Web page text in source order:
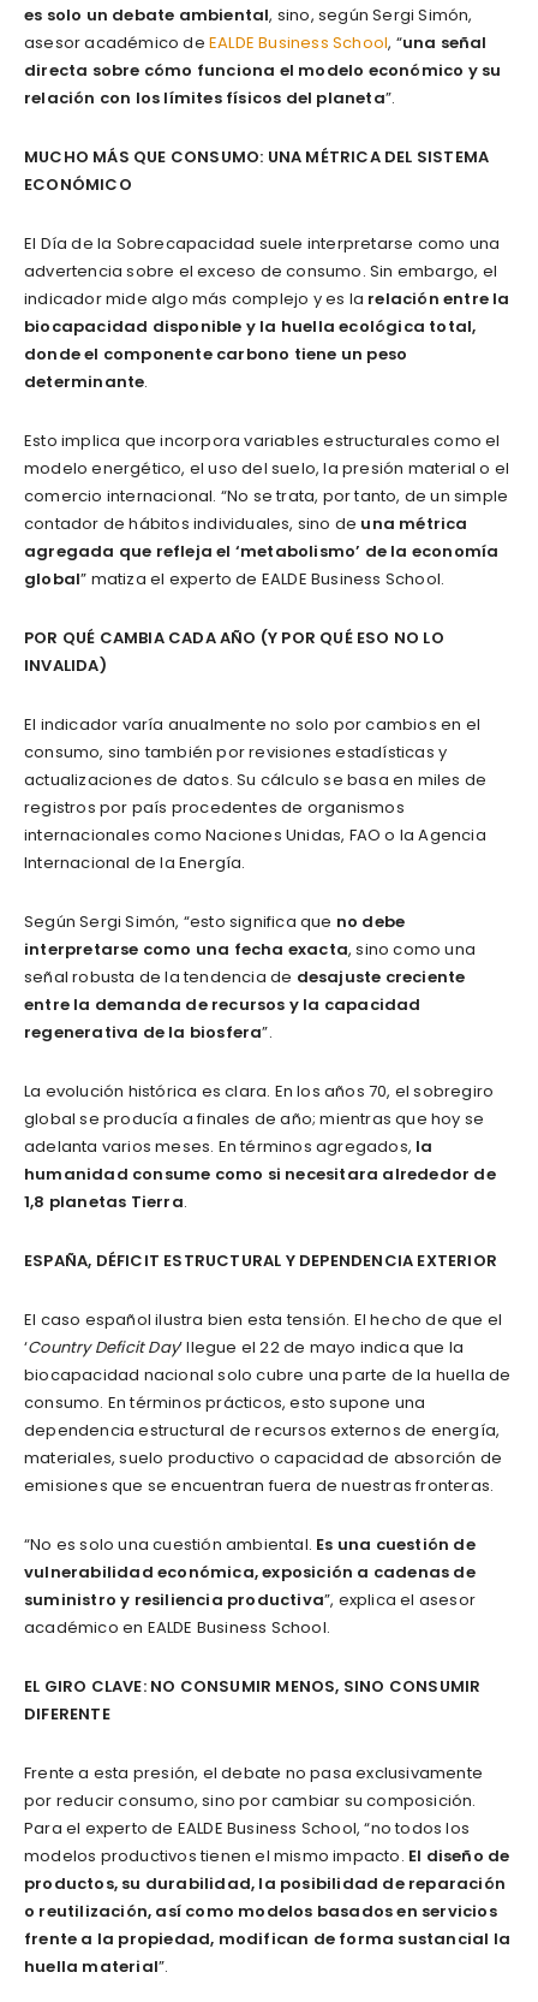
es solo un debate ambiental, sino, según Sergi Simón,
asesor académico de EALDE Business School, “una señal
directa sobre cómo funciona el modelo económico y su
relación con los límites físicos del planeta”.
MUCHO MÁS QUE CONSUMO: UNA MÉTRICA DEL SISTEMA
ECONÓMICO
El Día de la Sobrecapacidad suele interpretarse como una
advertencia sobre el exceso de consumo. Sin embargo, el
indicador mide algo más complejo y es la relación entre la
biocapacidad disponible y la huella ecológica total,
donde el componente carbono tiene un peso
determinante.
Esto implica que incorpora variables estructurales como el
modelo energético, el uso del suelo, la presión material o el
comercio internacional. “No se trata, por tanto, de un simple
contador de hábitos individuales, sino de una métrica
agregada que refleja el ‘metabolismo’ de la economía
global” matiza el experto de EALDE Business School.
POR QUÉ CAMBIA CADA AÑO (Y POR QUÉ ESO NO LO
INVALIDA)
El indicador varía anualmente no solo por cambios en el
consumo, sino también por revisiones estadísticas y
actualizaciones de datos. Su cálculo se basa en miles de
registros por país procedentes de organismos
internacionales como Naciones Unidas, FAO o la Agencia
Internacional de la Energía.
Según Sergi Simón, “esto significa que no debe
interpretarse como una fecha exacta, sino como una
señal robusta de la tendencia de desajuste creciente
entre la demanda de recursos y la capacidad
regenerativa de la biosfera”.
La evolución histórica es clara. En los años 70, el sobregiro
global se producía a finales de año; mientras que hoy se
adelanta varios meses. En términos agregados, la
humanidad consume como si necesitara alrededor de
1,8 planetas Tierra.
ESPAÑA, DÉFICIT ESTRUCTURAL Y DEPENDENCIA EXTERIOR
El caso español ilustra bien esta tensión. El hecho de que el
‘Country Deficit Day’ llegue el 22 de mayo indica que la
biocapacidad nacional solo cubre una parte de la huella de
consumo. En términos prácticos, esto supone una
dependencia estructural de recursos externos de energía,
materiales, suelo productivo o capacidad de absorción de
emisiones que se encuentran fuera de nuestras fronteras.
“No es solo una cuestión ambiental. Es una cuestión de
vulnerabilidad económica, exposición a cadenas de
suministro y resiliencia productiva”, explica el asesor
académico en EALDE Business School.
EL GIRO CLAVE: NO CONSUMIR MENOS, SINO CONSUMIR
DIFERENTE
Frente a esta presión, el debate no pasa exclusivamente
por reducir consumo, sino por cambiar su composición.
Para el experto de EALDE Business School, “no todos los
modelos productivos tienen el mismo impacto. El diseño de
productos, su durabilidad, la posibilidad de reparación
o reutilización, así como modelos basados en servicios
frente a la propiedad, modifican de forma sustancial la
huella material”.